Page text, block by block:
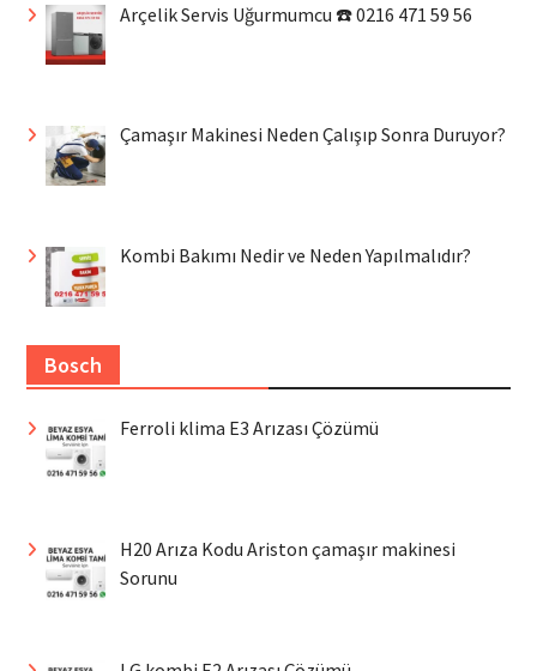
Arçelik Servis Uğurmumcu ☎️ 0216 471 59 56
Çamaşır Makinesi Neden Çalışıp Sonra Duruyor?
Kombi Bakımı Nedir ve Neden Yapılmalıdır?
Bosch
Ferroli klima E3 Arızası Çözümü
H20 Arıza Kodu Ariston çamaşır makinesi
Sorunu